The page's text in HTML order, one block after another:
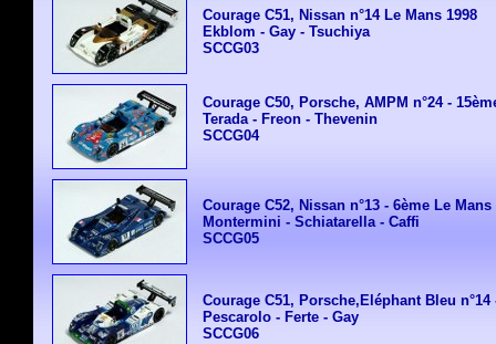
Courage C51, Nissan n°14 Le Mans 1998
Ekblom - Gay - Tsuchiya
SCCG03
Courage C50, Porsche, AMPM n°24 -
Terada - Freon - Thevenin
SCCG04
Courage C52, Nissan n°13 - 6ème Le Mans
Montermini - Schiatarella - Caffi
SCCG05
Courage C51, Porsche,Eléphant Bleu n°14
Pescarolo - Ferte - Gay
SCCG06